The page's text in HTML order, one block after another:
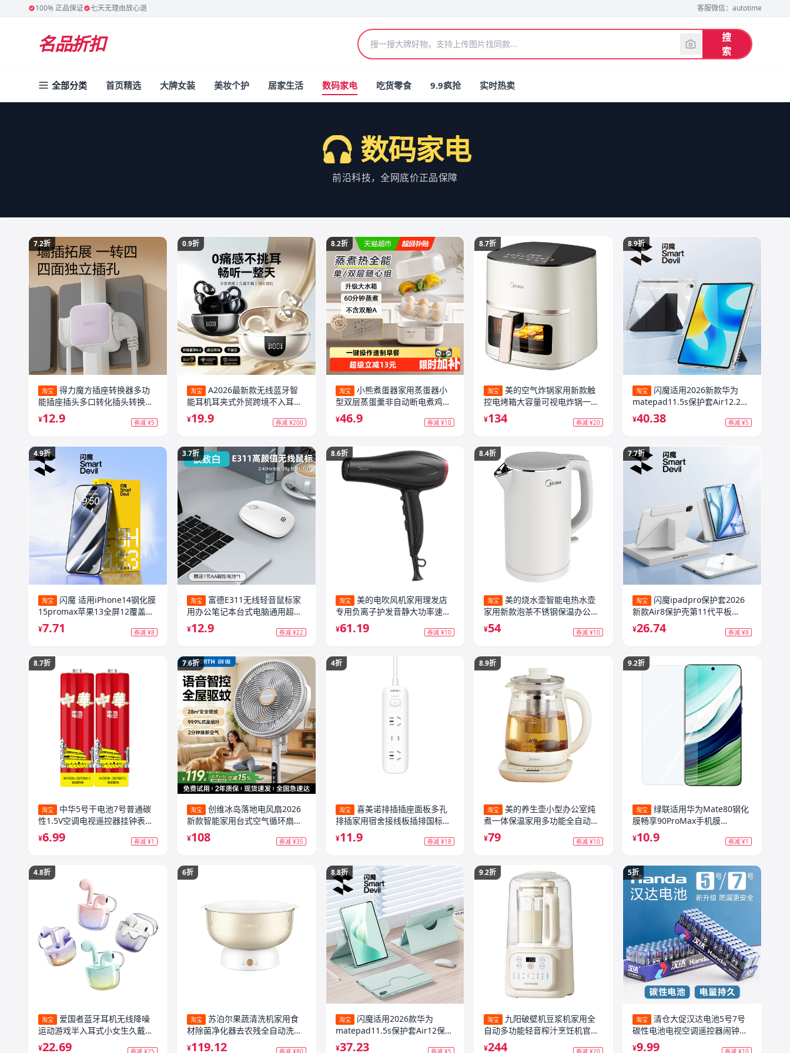
100% 正品保证 七天无理由放心退 客服微信：autotime
名品折扣
搜
索
全部分类 首页精选 大牌女装 美妆个护 居家生活 数码家电 吃货零食 9.9疯抢 实时热卖
🎧 数码家电
前沿科技，全网底价正品保障
7.2折
淘宝
得力魔方插座转换器多功
能插座插头多口转化插头转换器
多用
¥12.9 券减 ¥5
4.9折
淘宝
闪魔 适用iPhone14钢化膜
15promax苹果13全屏12覆盖
14plus+保护XR蓝光iP防爆
16ProMax手机11新款ip14贴膜
¥7.71 券减 ¥8
8.7折
淘宝
中华5号干电池7号普通碳
性1.5V空调电视遥控器挂钟表闹
钟专用七号耐用aa电池批发键盘
鼠标话筒儿童小玩具
¥6.99 券减 ¥1
4.8折
淘宝
爱国者蓝牙耳机无线降噪
运动游戏半入耳式小女生久戴不
痛2026新款
¥22.69 券减 ¥25
0.9折
淘宝
A2026最新款无线蓝牙智
能耳机耳夹式外贸跨境不入耳蓝
牙耳机清仓
¥19.9 券减 ¥200
3.7折
淘宝
富德E311无线轻音鼠标家
用办公笔记本台式电脑通用超长
续航鼠标
¥12.9 券减 ¥22
7.6折
淘宝
创维冰岛落地电风扇2026
新款智能家用台式空气循环扇大
风力静音
¥108 券减 ¥35
6折
淘宝
苏泊尔果蔬清洗机家用食
材除菌净化器去农残全自动洗菜
机新款
¥119.12 券减 ¥80
8.2折
淘宝
小熊煮蛋器家用蒸蛋器小
型双层蒸蛋羹非自动断电煮鸡蛋
神器烹饪机
¥46.9 券减 ¥10
8.6折
淘宝
美的电吹风机家用理发店
专用负离子护发音静大功率速干
大风力风筒
¥61.19 券减 ¥10
4折
淘宝
喜美诺排插插座面板多孔
排插家用宿舍接线板插排国标线
板延长线
¥11.9 券减 ¥18
8.8折
淘宝
闪魔适用2026款华为
matepad11.5s保护套Air12保护
壳pro12.2寸mini平板荣耀9防摔
¥37.23 券减 ¥5
8.7折
淘宝
美的空气炸锅家用新款触
控电烤箱大容量可视电炸锅一体
机官方旗舰
¥134 券减 ¥20
8.4折
淘宝
美的烧水壶智能电热水壶
家用新款泡茶不锈钢保温办公室
华凌电水壶
¥54 券减 ¥10
8.9折
淘宝
美的养生壶小型办公室炖
煮一体保温家用多功能全自动煮
茶器烧水壶
¥79 券减 ¥10
9.2折
淘宝
九阳破壁机豆浆机家用全
自动多功能轻音榨汁烹饪机官方
旗舰店新款
¥244 券减 ¥20
8.9折
淘宝
闪魔适用2026新款华为
matepad11.5s保护套Air12.2平
板壳11柔光版mini电脑13.2pro
英寸灵动全包笔槽防弯摔透明
¥40.38 券减 ¥5
7.7折
淘宝
闪魔ipadpro保护套2026
新款Air8保护壳第11代平板
mini7适用苹果10带笔槽旋转磁
吸拆分5防弯专用11英寸亚克力3
¥26.74 券减 ¥8
9.2折
淘宝
绿联适用华为Mate80钢化
膜畅享90ProMax手机膜
Mate60/70防爆Pura70抗指纹
nova15荣耀X70/500全屏Magic
¥10.9 券减 ¥1
5折
淘宝
清仓大促汉达电池5号7号
碳性电池电视空调遥控器闹钟耐
用电池5
¥9.99 券减 ¥10